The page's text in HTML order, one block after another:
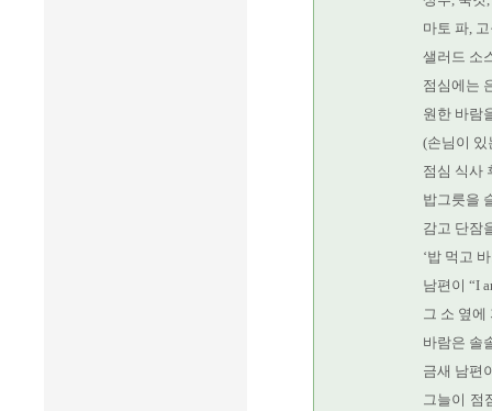
마토 파,
샐러드 소
점심에는
원한 바람
(손님이 있
점심 식사
밥그릇을
감고 단잠
‘밥 먹고
남편이 “I
그 소 옆에
바람은 솔
금새 남편
그늘이 점